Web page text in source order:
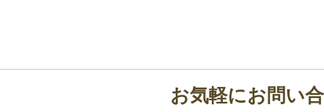
お気軽にお問い